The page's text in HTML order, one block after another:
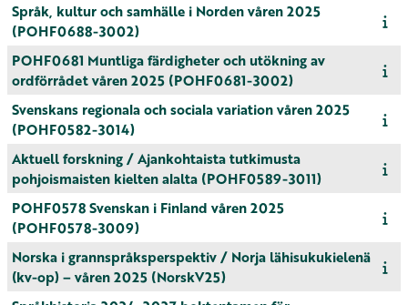
Språk, kultur och samhälle i Norden våren 2025
(POHF0688-3002)
POHF0681 Muntliga färdigheter och utökning av
ordförrådet våren 2025 (POHF0681-3002)
Svenskans regionala och sociala variation våren 2025
(POHF0582-3014)
Aktuell forskning / Ajankohtaista tutkimusta
pohjoismaisten kielten alalta (POHF0589-3011)
POHF0578 Svenskan i Finland våren 2025
(POHF0578-3009)
Norska i grannspråksperspektiv / Norja lähisukukielenä
(kv-op) – våren 2025 (NorskV25)